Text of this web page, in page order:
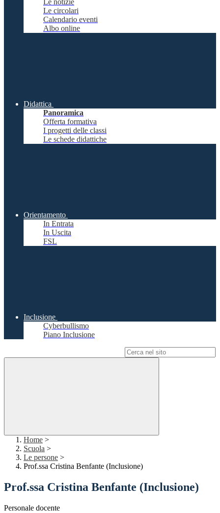
Le notizie
Le circolari
Calendario eventi
Albo online
Didattica
Panoramica
Offerta formativa
I progetti delle classi
Le schede didattiche
Orientamento
In Entrata
In Uscita
FSL
Inclusione
Cyberbullismo
Piano Inclusione
Home >
Scuola >
Le persone >
Prof.ssa Cristina Benfante (Inclusione)
Prof.ssa Cristina Benfante (Inclusione)
Personale docente